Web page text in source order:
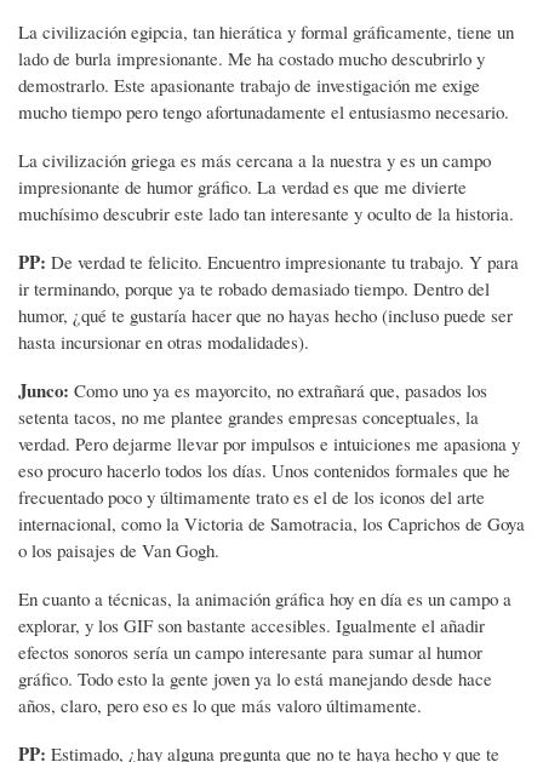
La civilización egipcia, tan hierática y formal gráficamente, tiene un
lado de burla impresionante. Me ha costado mucho descubrirlo y
demostrarlo. Este apasionante trabajo de investigación me exige
mucho tiempo pero tengo afortunadamente el entusiasmo necesario.
La civilización griega es más cercana a la nuestra y es un campo
impresionante de humor gráfico. La verdad es que me divierte
muchísimo descubrir este lado tan interesante y oculto de la historia.
PP: De verdad te felicito. Encuentro impresionante tu trabajo. Y para
ir terminando, porque ya te robado demasiado tiempo. Dentro del
humor, ¿qué te gustaría hacer que no hayas hecho (incluso puede ser
hasta incursionar en otras modalidades).
Junco: Como uno ya es mayorcito, no extrañará que, pasados los
setenta tacos, no me plantee grandes empresas conceptuales, la
verdad. Pero dejarme llevar por impulsos e intuiciones me apasiona y
eso procuro hacerlo todos los días. Unos contenidos formales que he
frecuentado poco y últimamente trato es el de los iconos del arte
internacional, como la Victoria de Samotracia, los Caprichos de Goya
o los paisajes de Van Gogh.
En cuanto a técnicas, la animación gráfica hoy en día es un campo a
explorar, y los GIF son bastante accesibles. Igualmente el añadir
efectos sonoros sería un campo interesante para sumar al humor
gráfico. Todo esto la gente joven ya lo está manejando desde hace
años, claro, pero eso es lo que más valoro últimamente.
PP: Estimado, ¿hay alguna pregunta que no te haya hecho y que te